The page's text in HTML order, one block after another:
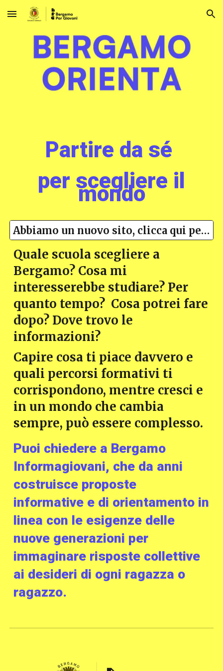
Skip to main content Skip to navigation
Partire da sé
per scegliere il
mondo
Abbiamo un nuovo sito, clicca qui per l'edizione 2025
Quale scuola scegliere a
Bergamo? Cosa mi
interesserebbe studiare? Per
quanto tempo? Cosa potrei fare
dopo? Dove trovo le
informazioni?
Capire cosa ti piace davvero e
quali percorsi formativi ti
corrispondono, mentre cresci e
in un mondo che cambia
sempre, può essere complesso.
Puoi chiedere a Bergamo
Informagiovani, che da anni
costruisce proposte
informative e di orientamento in
linea con le esigenze delle
nuove generazioni per
immaginare risposte collettive
ai desideri di ogni ragazza o
ragazzo.